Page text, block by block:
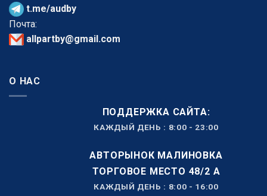
t.me/audby
Почта:
allpartby@gmail.com
О НАС
ПОДДЕРЖКА САЙТА:
КАЖДЫЙ ДЕНЬ : 8:00 - 23:00
АВТОРЫНОК МАЛИНОВКА
ТОРГОВОЕ МЕСТО 48/2 А
КАЖДЫЙ ДЕНЬ : 8:00 - 16:00